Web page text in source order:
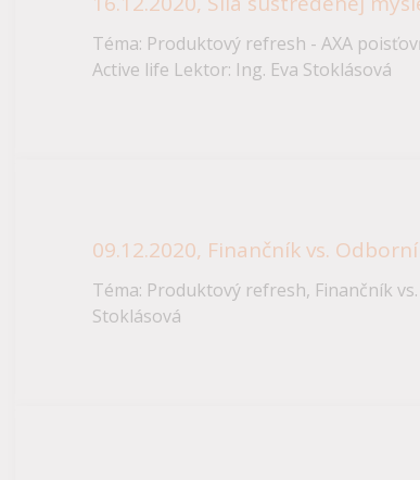
Téma: Produktový refresh - AXA
Active life Lektor: Ing. Eva Stoklásová
09.12.2020, Finančník vs.
Téma: Produktový refresh, Finančník
Stoklásová